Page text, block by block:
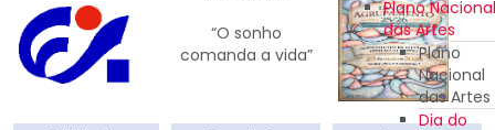
Plano Nacional
das Artes
Plano
Nacional
das Artes
Dia do
“O sonho
comanda a vida”